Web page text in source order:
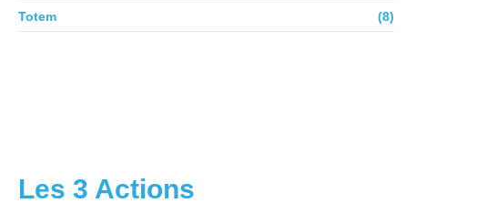
Totem (8)
Les 3 Actions